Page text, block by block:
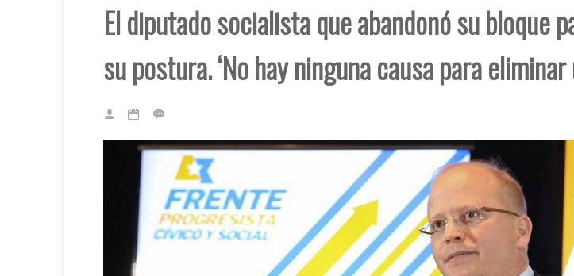
El diputado socialista que abandonó su bloque
su postura. ‘No hay ninguna causa para eliminar